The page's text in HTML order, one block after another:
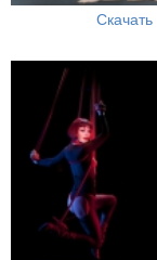
Скачать